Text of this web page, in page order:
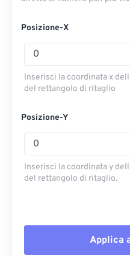
Posizione-X
Inserisci la coordinata x
del rettangolo di ritaglio
Posizione-Y
Inserisci la coordinata y
del rettangolo di ritaglio.
Applica